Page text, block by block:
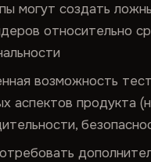
могут создать
относительно
возможность
аспектов продукта